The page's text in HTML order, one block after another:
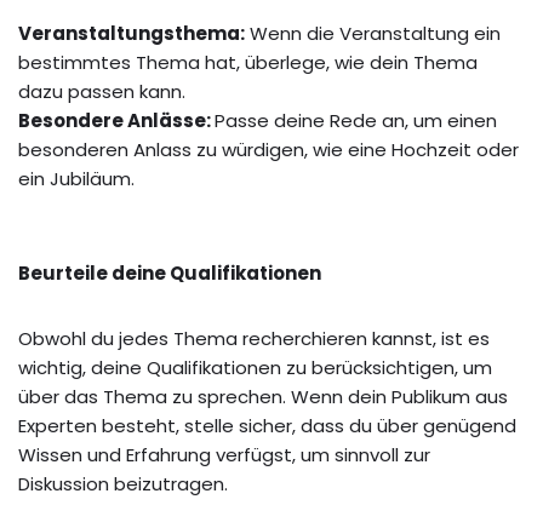
Veranstaltungsthema:Wenn die Veranstaltung ein
bestimmtes Thema hat, überlege, wie dein Thema
dazu passen kann.
Besondere Anlässe:Passe deine Rede an, um einen
besonderen Anlass zu würdigen, wie eine Hochzeit oder
ein Jubiläum.
Beurteile deine Qualifikationen
Obwohl du jedes Thema recherchieren kannst, ist es
wichtig, deine Qualifikationen zu berücksichtigen, um
über das Thema zu sprechen. Wenn dein Publikum aus
Experten besteht, stelle sicher, dass du über genügend
Wissen und Erfahrung verfügst, um sinnvoll zur
Diskussion beizutragen.